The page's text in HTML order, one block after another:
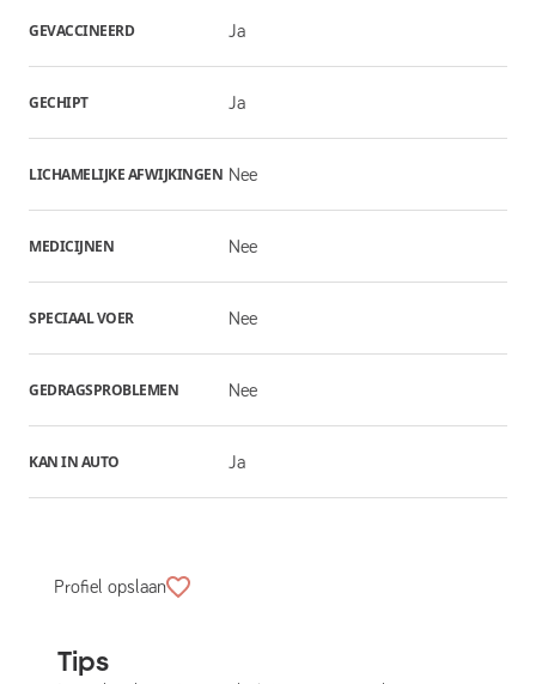
GEVACCINEERD Ja
GECHIPT Ja
LICHAMELIJKE AFWIJKINGEN Nee
MEDICIJNEN Nee
SPECIAAL VOER Nee
GEDRAGSPROBLEMEN Nee
KAN IN AUTO Ja
Profiel opslaan
Tips